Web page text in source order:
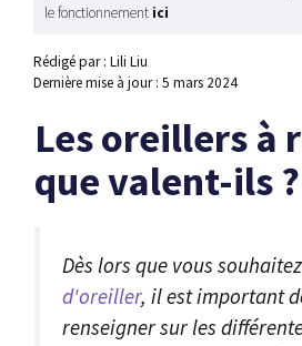
le fonctionnement ici
Rédigé par : Lili Liu
Dernière mise à jour : 5 mars 2024
Les oreillers à
que valent-ils ?
Dès lors que vous souhaitez
d'oreiller, il est important
renseigner sur les